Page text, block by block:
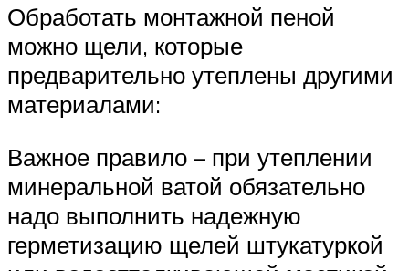
Обработать монтажной пеной
можно щели, которые
предварительно утеплены другими
материалами:
Важное правило – при утеплении
минеральной ватой обязательно
надо выполнить надежную
герметизацию щелей штукатуркой